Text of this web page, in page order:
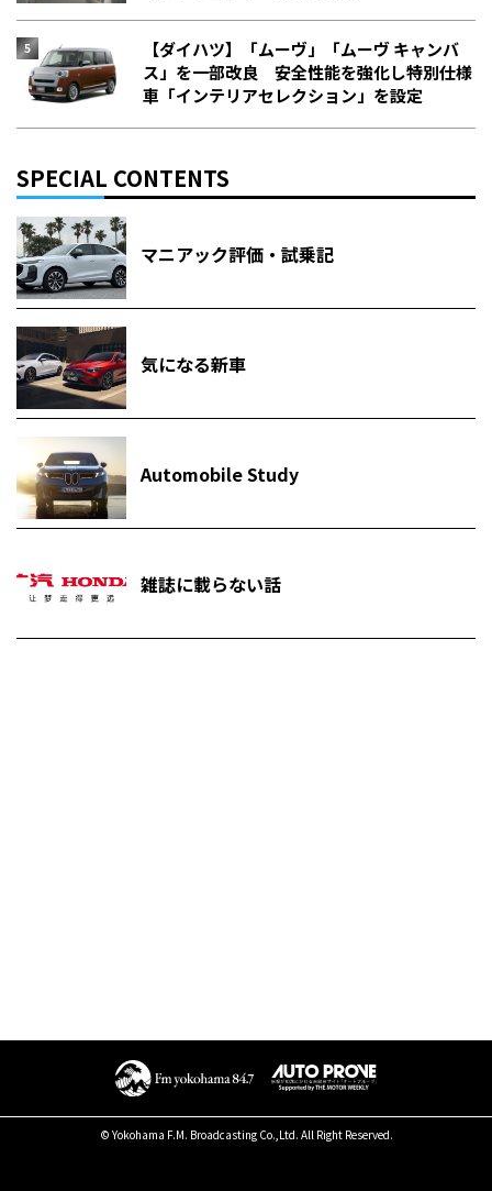
【ダイハツ】「ムーヴ」「ムーヴ キャンバ
ス」を一部改良 安全性能を強化し特別仕様
車「インテリアセレクション」を設定
SPECIAL CONTENTS
マニアック評価・試乗記
気になる新車
Automobile Study
雑誌に載らない話
© Yokohama F.M. Broadcasting Co.,Ltd. All Right Reserved.